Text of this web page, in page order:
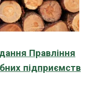
Правління
підприємств